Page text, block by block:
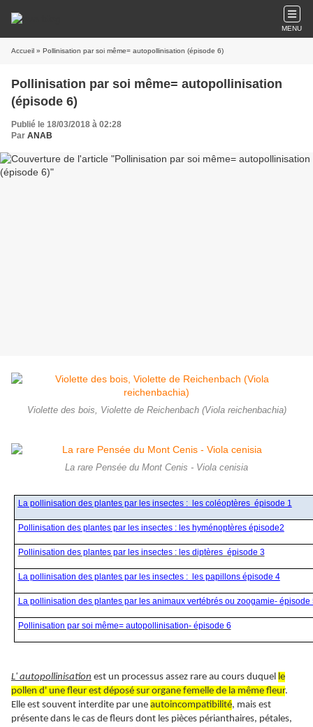
MENU
Accueil » Pollinisation par soi même= autopollinisation (épisode 6)
Pollinisation par soi même= autopollinisation
(épisode 6)
Publié le 18/03/2018 à 02:28
Par ANAB
Violette des bois, Violette de Reichenbach (Viola reichenbachia)
La rare Pensée du Mont Cenis - Viola cenisia
La pollinisation des plantes par les insectes : les coléoptères épisode 1
Pollinisation des plantes par les insectes : les hyménoptères épisode2
Pollinisation des plantes par les insectes : les diptères épisode 3
La pollinisation des plantes par les insectes : les papillons épisode 4
La pollinisation des plantes par les animaux vertébrés ou zoogamie- épisode
Pollinisation par soi même= autopollinisation- épisode 6
L' autopollinisation est un processus assez rare au cours duquel le
pollen d' une fleur est déposé sur organe femelle de la même fleur.
Elle est souvent interdite par une autoincompatibilité, mais est
présente dans le cas de fleurs dont les pièces périanthaires, pétales,